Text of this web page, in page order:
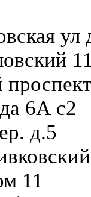
ул
6А с2
д.5
11